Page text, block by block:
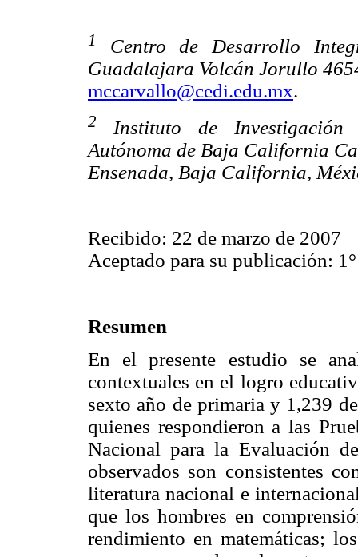
1
Centro de Desarrollo
Guadalajara Volcán Jorullo
mccarvallo@cedi.edu.mx.
2
Instituto de Investigación
Autónoma de Baja California
Ensenada, Baja California,
Recibido: 22 de marzo de 2007
Aceptado para su publicación:
Resumen
En el presente estudio se
contextuales en el logro
sexto año de primaria y 1,239
quienes respondieron a las
Nacional para la Evaluación
observados son consistentes
literatura nacional e
que los hombres en
rendimiento en matemáticas;